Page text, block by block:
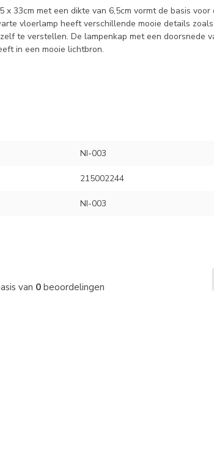
x 33cm met een dikte van 6,5cm vormt de basis
vloerlamp heeft verschillende mooie details
te verstellen. De lampenkap met een doorsnede
in een mooie lichtbron.
NI-003
215002244
NI-003
van 0beoordelingen